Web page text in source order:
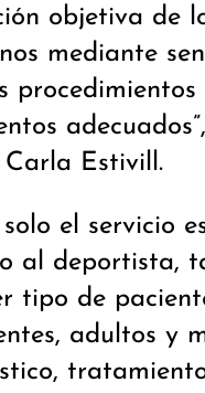
objetiva de
mediante
Estivill.
solo el servicio
al deportista,
tipo de
adultos y